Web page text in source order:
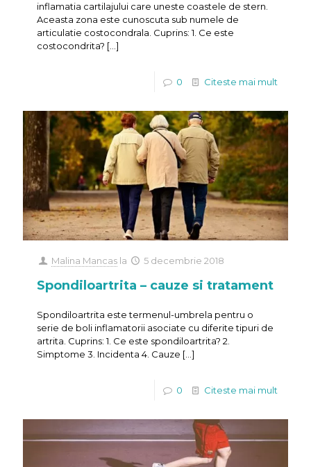
inflamatia cartilajului care uneste coastele de stern.
Aceasta zona este cunoscuta sub numele de
articulatie costocondrala. Cuprins: 1. Ce este
costocondrita? […]
0 Citeste mai mult
Malina Mancas la 5 decembrie 2018
Spondiloartrita – cauze si tratament
Spondiloartrita este termenul-umbrela pentru o
serie de boli inflamatorii asociate cu diferite tipuri de
artrita. Cuprins: 1. Ce este spondiloartrita? 2.
Simptome 3. Incidenta 4. Cauze […]
0 Citeste mai mult